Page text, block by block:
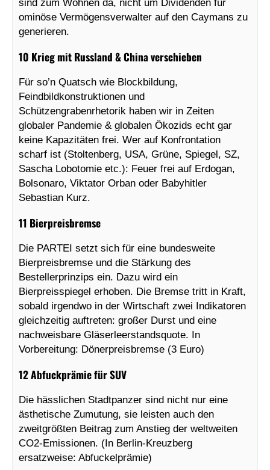
ominöse Vermögensverwalter auf den Caymans zu
generieren.
10 Krieg mit Russland & China verschieben
Für so’n Quatsch wie Blockbildung,
Feindbildkonstruktionen und
Schützengrabenrhetorik haben wir in Zeiten
globaler Pandemie & globalen Ökozids echt gar
keine Kapazitäten frei. Wer auf Konfrontation
scharf ist (Stoltenberg, USA, Grüne, Spiegel, SZ,
Sascha Lobotomie etc.): Feuer frei auf Erdogan,
Bolsonaro, Viktator Orban oder Babyhitler
Sebastian Kurz.
11 Bierpreisbremse
Die PARTEI setzt sich für eine bundesweite
Bierpreisbremse und die Stärkung des
Bestellerprinzips ein. Dazu wird ein
Bierpreisspiegel erhoben. Die Bremse tritt in Kraft,
sobald irgendwo in der Wirtschaft zwei Indikatoren
gleichzeitig auftreten: großer Durst und eine
nachweisbare Gläserleerstandsquote. In
Vorbereitung: Dönerpreisbremse (3 Euro)
12 Abfuckprämie für SUV
Die hässlichen Stadtpanzer sind nicht nur eine
ästhetische Zumutung, sie leisten auch den
zweitgrößten Beitrag zum Anstieg der weltweiten
CO2-Emissionen. (In Berlin-Kreuzberg
ersatzweise: Abfuckelprämie)